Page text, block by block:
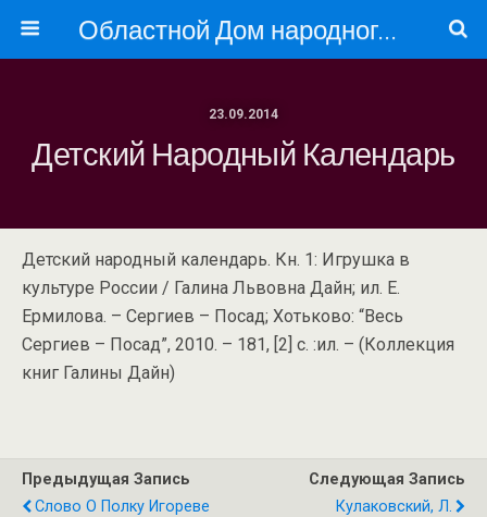
Областной Дом народного творчества
23.09.2014
Детский Народный Календарь
Детский народный календарь. Кн. 1: Игрушка в
культуре России / Галина Львовна Дайн; ил. Е.
Ермилова. – Сергиев – Посад; Хотьково: “Весь
Сергиев – Посад”, 2010. – 181, [2] с. :ил. – (Коллекция
книг Галины Дайн)
Предыдущая Запись
Слово О Полку Игореве
Следующая Запись
Кулаковский, Л.